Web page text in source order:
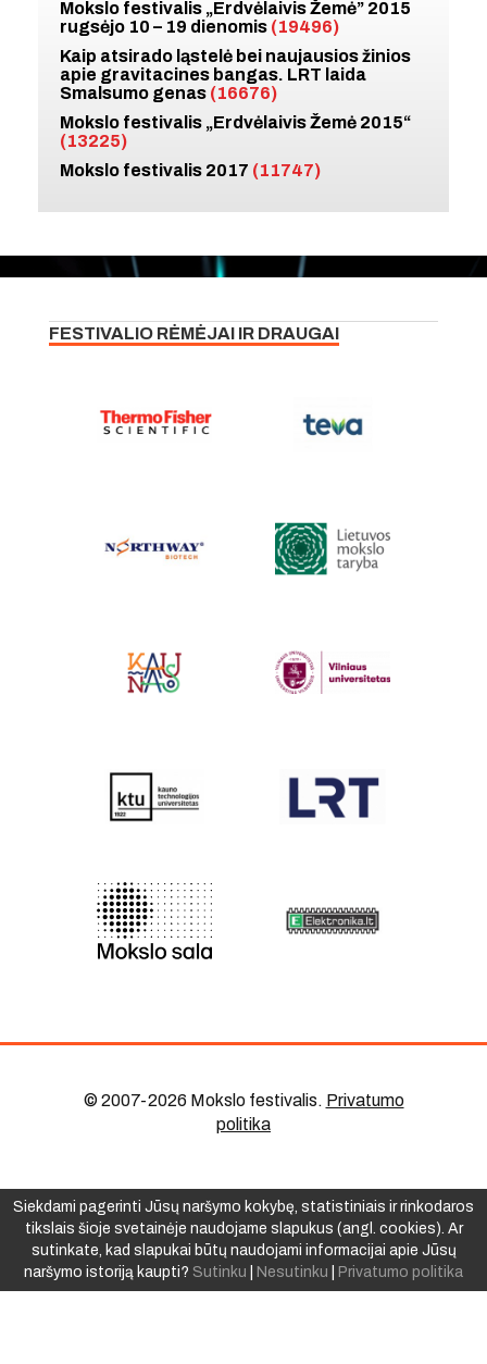
Mokslo festivalis „Erdvėlaivis Žemė” 2015
rugsėjo 10 – 19 dienomis (19496)
Kaip atsirado ląstelė bei naujausios žinios
apie gravitacines bangas. LRT laida
Smalsumo genas (16676)
Mokslo festivalis „Erdvėlaivis Žemė 2015“
(13225)
Mokslo festivalis 2017 (11747)
FESTIVALIO RĖMĖJAI IR DRAUGAI
© 2007-2026 Mokslo festivalis. Privatumo
politika
Siekdami pagerinti Jūsų naršymo kokybę, statistiniais ir rinkodaros
tikslais šioje svetainėje naudojame slapukus (angl. cookies). Ar
sutinkate, kad slapukai būtų naudojami informacijai apie Jūsų
naršymo istoriją kaupti? Sutinku Nesutinku Privatumo politika